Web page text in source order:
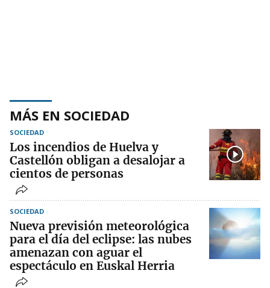
MÁS EN SOCIEDAD
SOCIEDAD
Los incendios de Huelva y
Castellón obligan a desalojar a
cientos de personas
SOCIEDAD
Nueva previsión meteorológica
para el día del eclipse: las nubes
amenazan con aguar el
espectáculo en Euskal Herria